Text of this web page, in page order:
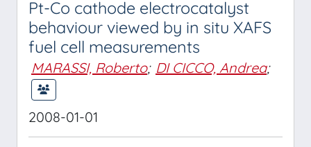
Pt-Co cathode electrocatalyst
behaviour viewed by in situ XAFS
fuel cell measurements
MARASSI, Roberto; DI CICCO, Andrea;
2008-01-01